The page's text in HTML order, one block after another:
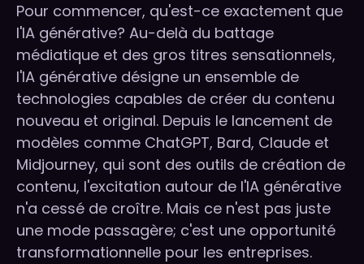
Pour commencer, qu'est-ce exactement que
l'IA générative? Au-delà du battage
médiatique et des gros titres sensationnels,
l'IA générative désigne un ensemble de
technologies capables de créer du contenu
nouveau et original. Depuis le lancement de
modèles comme ChatGPT, Bard, Claude et
Midjourney, qui sont des outils de création de
contenu, l'excitation autour de l'IA générative
n'a cessé de croître. Mais ce n'est pas juste
une mode passagère; c'est une opportunité
transformationnelle pour les entreprises.